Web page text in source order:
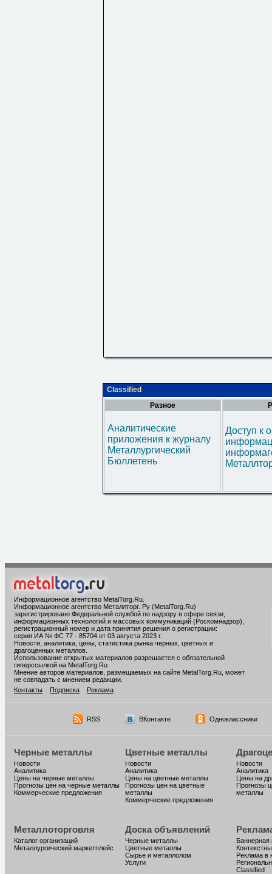
Classified
Разное
Аналитические
приложения к журналу
Металлургический
Бюллетень
Доступ к
Информационное агентство MetalTorg.Ru
Информационное агентство Металлторг. Ру (MetalTorg.Ru)
зарегистрировано Федеральной службой по надзору в сфере связи,
информационных технологий и массовых коммуникаций (Роскомнадзор),
регистрационный номер и дата принятия решения о регистрации:
серия ИА № ФС 77 - 85704 от 03 августа 2023 г.
Новости, аналитика, цены, статистика рынка черных, цветных и
драгоценных металлов.
Использование открытых материалов разрешается с обязательной
гиперссылкой на MetalTorg.Ru
Мнение авторов материалов, размещаемых на сайте MetalTorg.Ru, может
не совпадать с мнением редакции.
Контакты
Подписка Реклама
RSS ВКонтакте Одноклассники
Черные металлы
Новости
Аналитика
Цены на черные металлы
Прогнозы цен на черные металлы
Коммерческие предложения
Цветные металлы
Новости
Аналитика
Цены на цветные металлы
Прогнозы цен на цветные
металлы
Коммерческие предложения
Новости
Аналитика
Цены на
Прогнозы
металлы
Металлоторговля
Каталог организаций
Металлургический маркетплейс
Доска объявлений
Черные металлы
Цветные металлы
Сырье и металлолом
Услуги
Баннерная
Реклама в
Classified